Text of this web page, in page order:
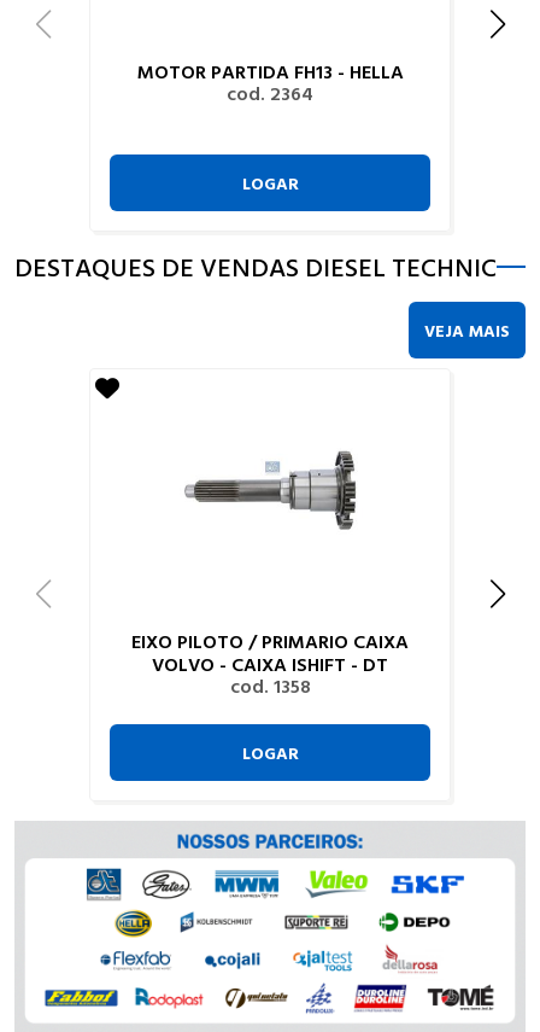
MOTOR PARTIDA FH13 - HELLA
cod. 2364
LOGAR
DESTAQUES DE VENDAS DIESEL TECHNIC
VEJA MAIS
EIXO PILOTO / PRIMARIO CAIXA
VOLVO - CAIXA ISHIFT - DT
cod. 1358
LOGAR